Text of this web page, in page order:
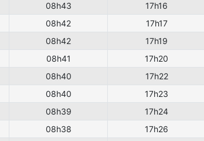
08h43 17h16
08h42 17h17
08h42 17h19
08h41 17h20
08h40 17h22
08h40 17h23
08h39 17h24
08h38 17h26